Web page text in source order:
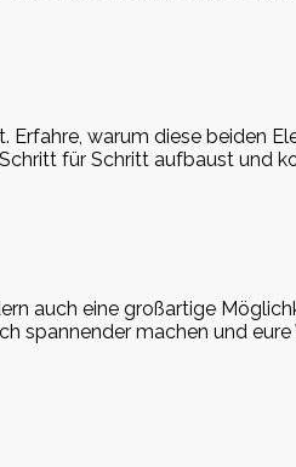
warum diese beiden
für Schritt aufbaust und
auch eine großartige
spannender machen und